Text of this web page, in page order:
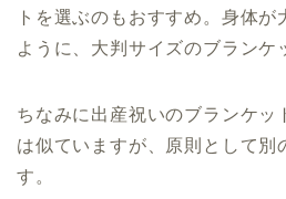
トを選ぶのもおすすめ。身体が
ように、大判サイズのブランケ
ちなみに出産祝いのブランケッ
は似ていますが、原則として別
す。